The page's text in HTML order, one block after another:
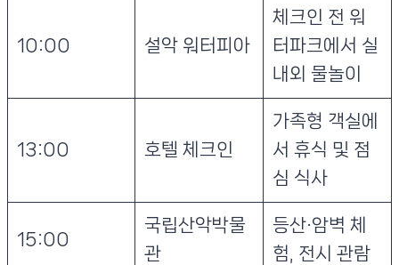
10:00 설악 워터피아
체크인 전 워
터파크에서 실
내외 물놀이
13:00 호텔 체크인
가족형 객실에
서 휴식 및 점
심 식사
15:00
국립산악박물
관
등산·암벽 체
험, 전시 관람